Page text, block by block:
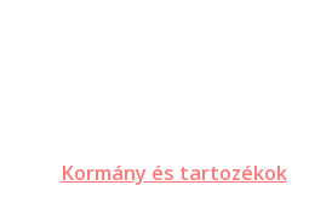
Kormány és tartozékok